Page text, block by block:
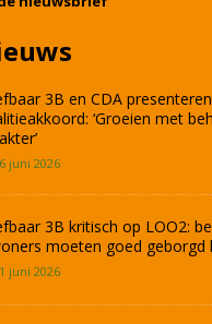
3B en CDA presenteren
‘Groeien met
juni 2026
3B kritisch op LOO2:
moeten goed geborgd
juni 2026